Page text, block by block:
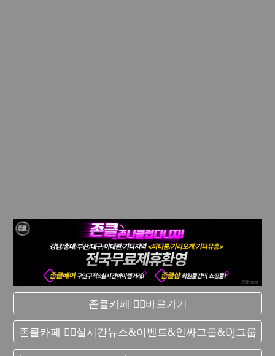
존클카페 ❤️‍🔥바로가기
존클카페 ❤️‍🔥실시간 뉴스&이벤트&인싸그룹&DJ그룹